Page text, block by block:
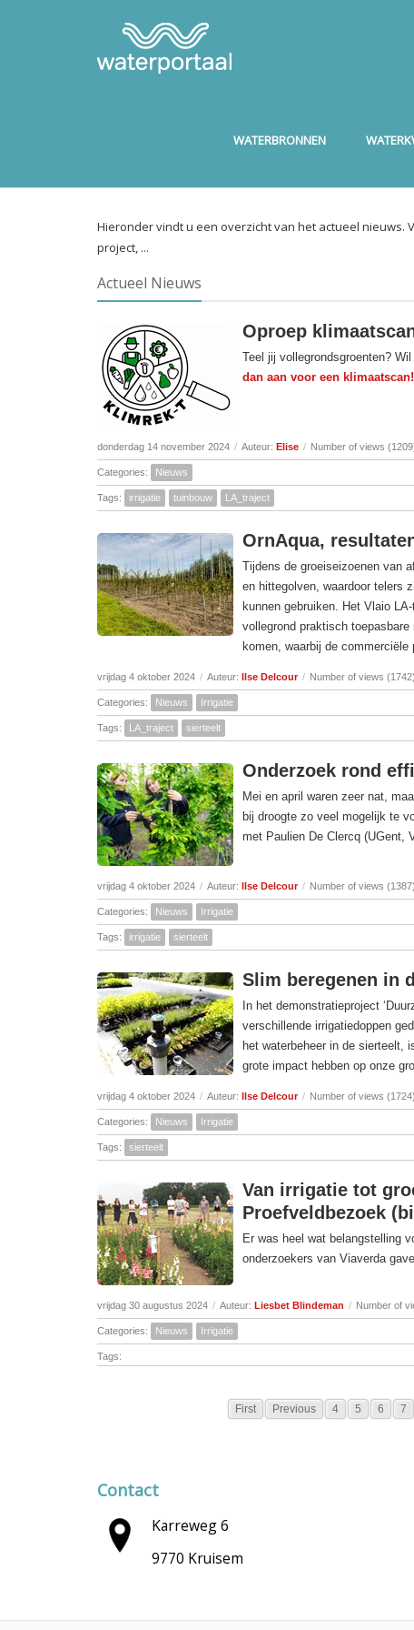
WATERBRONNEN
Hieronder vindt u een overzicht van het actueel
project, ...
Actueel Nieuws
Oproep
Teel jij vollegrondsgroenten?
dan aan voor een klimaatscan!
donderdag 14 november 2024 / Auteur: Elise / Number of views
Categories: Nieuws
Tags: irrigatie tuinbouw LA_traject
OrnAqua,
Tijdens de groeiseizoenen van
en hittegolven, waardoor telers
kunnen gebruiken. Het Vlaio
vollegrond praktisch
komen, waarbij de
vrijdag 4 oktober 2024 / Auteur: Ilse Delcour / Number of views (1742)
Categories: Nieuws Irrigatie
Tags: LA_traject sierteelt
Onderzoek rond
Mei en april waren zeer nat,
bij droogte zo veel mogelijk te
met Paulien De Clercq (UGent,
vrijdag 4 oktober 2024 / Auteur: Ilse Delcour / Number of views (1387)
Categories: Nieuws Irrigatie
Tags: irrigatie sierteelt
Slim beregenen in
In het demonstratieproject
verschillende irrigatiedoppen
het waterbeheer in de sierteelt,
grote impact hebben op onze
vrijdag 4 oktober 2024 / Auteur: Ilse Delcour / Number of views (1724)
Categories: Nieuws Irrigatie
Tags: sierteelt
Van irrigatie tot
Proefveldbezoek
Er was heel wat belangstelling
onderzoekers van Viaverda
vrijdag 30 augustus 2024 / Auteur: Liesbet Blindeman / Number of
Categories: Nieuws Irrigatie
Tags:
First Previous 4 5 6 7
Contact
Karreweg 6
9770 Kruisem